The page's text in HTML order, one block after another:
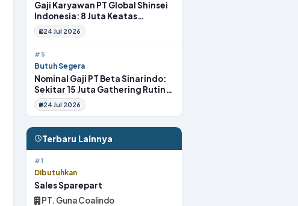
Gaji Karyawan PT Global Shinsei
Indonesia: 8 Juta Keatas
Tunjangan Komplit Uang
Transport
24 Jul 2026
#5
Butuh Segera
Nominal Gaji PT Beta Sinarindo:
Sekitar 15 Juta Gathering Rutin
Insentif Rutin
24 Jul 2026
Terbaru Lainnya
#1
Dibutuhkan
Sales Sparepart
PT. Guna Coalindo